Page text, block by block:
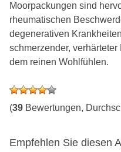
Moorpackungen sind
rheumatischen
degenerativen
schmerzender,
dem reinen Wohlfühlen.
(39 Bewertungen,
Empfehlen Sie diesen